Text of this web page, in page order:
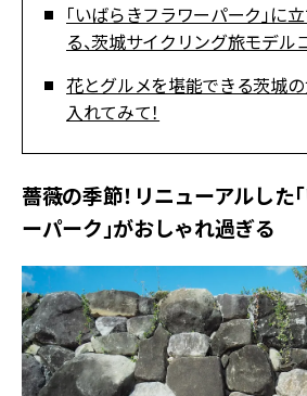
「いばらきフラワーパーク」に
る、茨城サイクリング旅モデル
花とグルメを堪能できる茨城
入れてみて！
薔薇の季節！リニューアルした
ーパーク」がおしゃれ過ぎる